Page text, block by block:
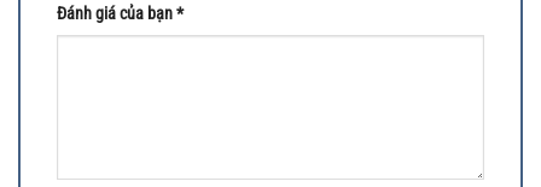
Đánh giá của bạn*